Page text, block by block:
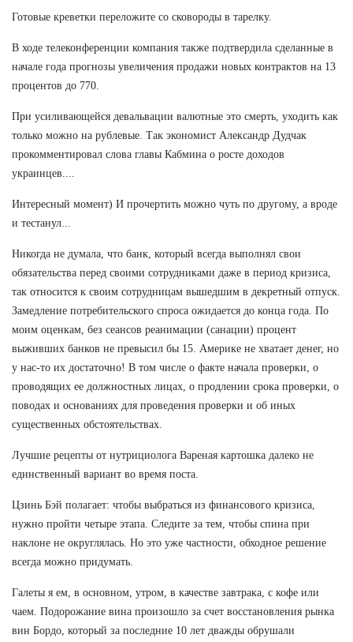
Готовые креветки переложите со сковороды в тарелку.
В ходе телеконференции компания также подтвердила сделанные в
начале года прогнозы увеличения продажи новых контрактов на 13
процентов до 770.
При усиливающейся девальвации валютные это смерть, уходить как
только можно на рублевые. Так экономист Александр Дудчак
прокомментировал слова главы Кабмина о росте доходов
украинцев....
Интересный момент) И прочертить можно чуть по другому, а вроде
и тестанул...
Никогда не думала, что банк, который всегда выполнял свои
обязательства перед своими сотрудниками даже в период кризиса,
так относится к своим сотрудницам вышедшим в декретный отпуск.
Замедление потребительского спроса ожидается до конца года. По
моим оценкам, без сеансов реанимации (санации) процент
выживших банков не превысил бы 15. Америке не хватает денег, но
у нас-то их достаточно! В том числе о факте начала проверки, о
проводящих ее должностных лицах, о продлении срока проверки, о
поводах и основаниях для проведения проверки и об иных
существенных обстоятельствах.
Лучшие рецепты от нутрициолога Вареная картошка далеко не
единственный вариант во время поста.
Цзинь Бэй полагает: чтобы выбраться из финансового кризиса,
нужно пройти четыре этапа. Следите за тем, чтобы спина при
наклоне не округлялась. Но это уже частности, обходное решение
всегда можно придумать.
Галеты я ем, в основном, утром, в качестве завтрака, с кофе или
чаем. Подорожание вина произошло за счет восстановления рынка
вин Бордо, который за последние 10 лет дважды обрушали